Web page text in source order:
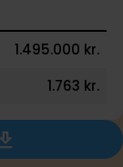
1.495.000 kr.
1.763 kr.